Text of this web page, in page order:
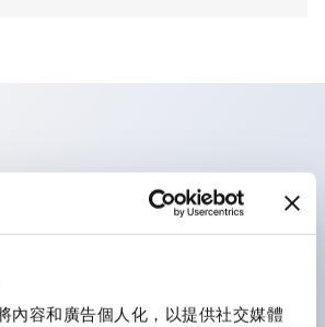
內容和廣告個人化，以提供社交媒體
，呈現銳利感。
提供帶護罩的黑色邊框
保護結構IP65